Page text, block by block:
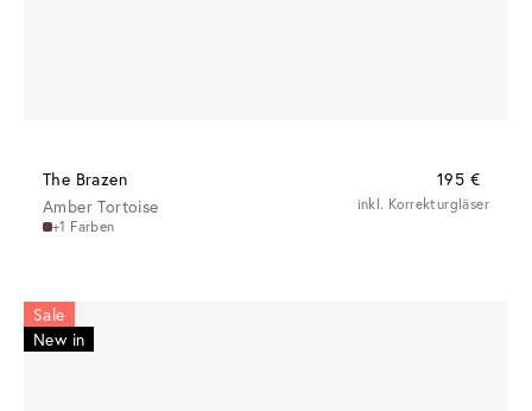
The Brazen
195 €
Amber Tortoise
+1 Farben
inkl. Korrekturgläser
Sale
New in